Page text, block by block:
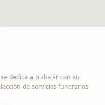
dedica a trabajar con su
de servicios funerarios